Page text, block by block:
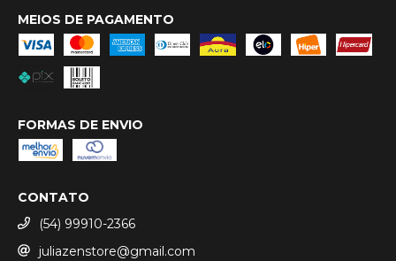
MEIOS DE PAGAMENTO
FORMAS DE ENVIO
CONTATO
(54) 99910-2366
juliazenstore@gmail.com